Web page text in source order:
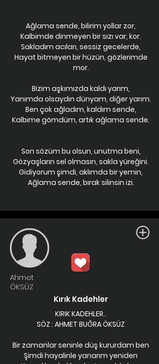
Ağlama sende, bilirim yollar zor,
Kalbimde dinmeyen bir sızı var, kor.
Sakladım acıları, sessiz gecelerde,
Hayat bitmeyen bir hüzün, gözlerimde
mor.
Bizim aşkımızda kaldı yarım,
Yanımda olsaydın dünyam, diğer yarım.
Ben çok ağladım, kaldım sende,
Kalbime gömdüm, artık ağlama sende.
Son sözüm bu olsun, unutma beni,
Gözyaşların sel olmasın, sakla yüreğini.
Gidiyorum şimdi, aklımda bir yemin,
Ağlama sende, bırak silinsin izi.
Ahmet
ÖKSÜZ
Kırık Kadehler
KIRIK KADEHLER..
SÖZ : AHMET BUĞRA ÖKSÜZ
Bir zamanlar seninle düş kururdam ben
Şimdi hayalinle yanarım yeniden